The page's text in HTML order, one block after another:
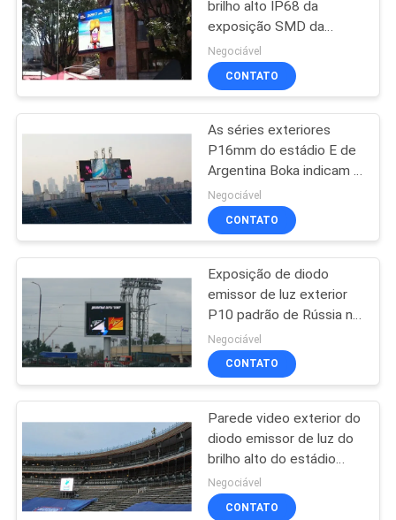
emissor de luz do
perímetro do
estádio
exposição
conduzida da malha
28
Exposição de diodo
emissor de luz da
cor completa
brilho alto IP68 da
exposição SMD da
propaganda exterior de
Colômbia
Negociável
CONTATO
As séries exteriores
P16mm do estádio E de
Argentina Boka indicam o
brilho alto da durabilidade
alta
Negociável
CONTATO
Exposição de diodo
emissor de luz exterior
P10 padrão de Rússia na
proteção do módulo
IP68 de 320x320mm
Negociável
CONTATO
Parede video exterior do
diodo emissor de luz do
brilho alto do estádio
nacional espanhol com
ultra proteção IP68
Negociável
CONTATO